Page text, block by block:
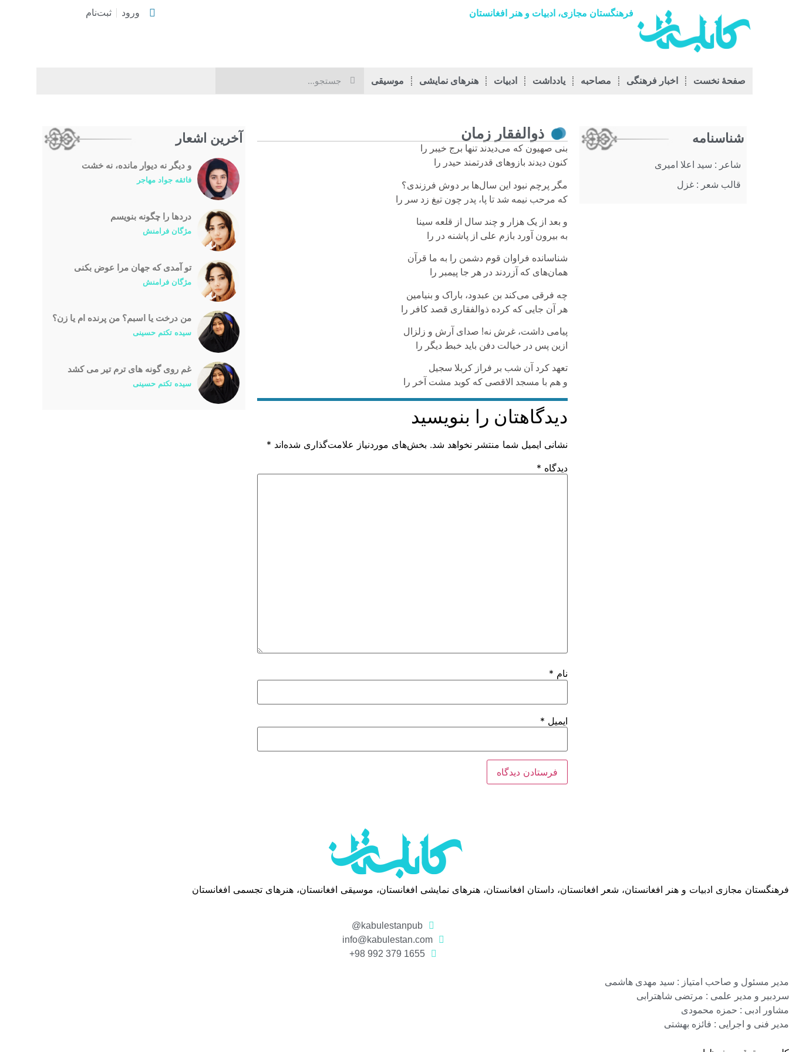
فرهنگستان مجازی، ادبیات و هنر افغانستان ورود ثبت‌نام
صفحۀ نخست اخبار فرهنگی مصاحبه يادداشت ادبیات هنرهای نمایشی موسیقی
آخرین اشعار
و دیگر نه دیوار مانده، نه خشت
فائقه جواد مهاجر
درد‌ها را چگونه بنویسم
مژگان فرامنش
تو آمدی که جهان مرا عوض بکنی
مژگان فرامنش
من درخت یا اسبم؟ من پرنده ام یا زن؟
سیده تکتم حسینی
غم روی گونه های ترم تیر می کشد
سیده تکتم حسینی
ذوالفقار زمان
بنی صهیون که می‌دیدند تنها برج خیبر را
کنون دیدند بازوهای قدرتمند حیدر را
مگر پرچم نبود این سال‌ها بر دوش فرزندی؟
که مرحب نیمه شد تا پا، پدر چون تیغ زد سر را
و بعد از یک هزار و چند سال از قلعه‌ سینا
به بیرون آورد بازم علی از پاشنه در را
شناسانده فراوان قوم دشمن را به ما قرآن
همان‌های که آزردند در هر جا پیمبر را
چه فرقی می‌کند بن عبدود، باراک و بنیامین
هر آن‌ جایی که کرده ذوالفقاری قصد کافر را
پیامی داشت، غرش نه! صدای آرش و زلزال
ازین پس در خیالت دفن باید خبط دیگر را
تعهد کرد آن شب بر فراز کربلا سجیل
و هم با مسجد الاقصی که کوبد مشت آخر را
دیدگاهتان را بنویسید
نشانی ایمیل شما منتشر نخواهد شد. بخش‌های موردنیاز علامت‌گذاری شده‌اند *
دیدگاه *
نام *
ایمیل *
شناسنامه
شاعر : سید اعلا امیری
قالب شعر : غزل
فرهنگستان مجازی ادبیات و هنر افغانستان، شعر افغانستان، داستان افغانستان، هنرهای نمایشی افغانستان، موسیقی افغانستان، هنرهای تجسمی افغانستان
kabulestanpub@
info@kabulestan.com
1655 379 992 98+
مدیر مسئول و صاحب امتیاز : سید مهدی هاشمی
سردبیر و مدیر علمی : مرتضی شاهترابی
مشاور ادبی : حمزه محمودی
مدیر فنی و اجرایی : فائزه بهشتی